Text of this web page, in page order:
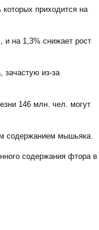
приходится на
на 1,3% снижает рост
зачастую из-за
146 млн. чел. могут
содержанием мышьяка.
содержания фтора в